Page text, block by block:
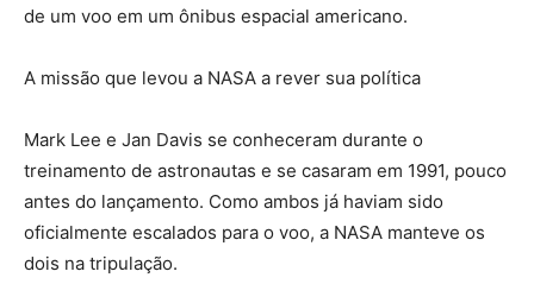
de um voo em um ônibus espacial americano.
A missão que levou a NASA a rever sua política
Mark Lee e Jan Davis se conheceram durante o
treinamento de astronautas e se casaram em 1991, pouco
antes do lançamento. Como ambos já haviam sido
oficialmente escalados para o voo, a NASA manteve os
dois na tripulação.